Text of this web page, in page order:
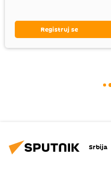
Registruj se
Srbija